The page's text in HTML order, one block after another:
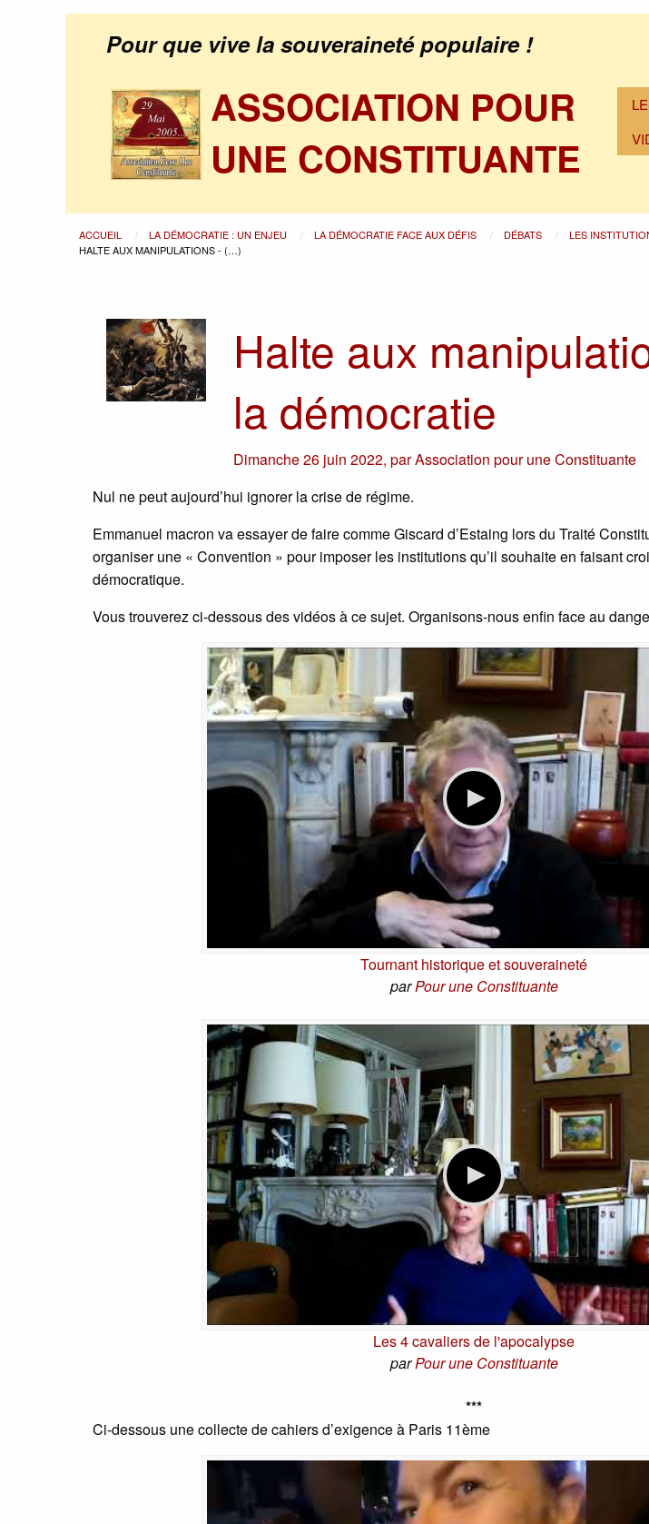
Pour que vive la souveraineté populaire !
ASSOCIATION POUR
UNE CONSTITUANTE
ACCUEIL LA DÉMOCRATIE : UN ENJEU LA DÉMOCRATIE FACE AUX DÉFIS DÉBATS
LES
HALTE AUX MANIPULATIONS - (…)
Halte aux
la démocratie
Dimanche 26 juin 2022,parAssociation pour une Constituante
Nul ne peut aujourd’hui ignorer la crise de régime.
Emmanuel macron va essayer de faire comme Giscard d’Estaing lors du Traité
organiser une « Convention » pour imposer les institutions qu’il souhaite en faisant
démocratique.
Vous trouverez ci-dessous des vidéos à ce sujet. Organisons-nous enfin face au
Tournant historique et souveraineté
parPour une Constituante
Les 4 cavaliers de l'apocalypse
parPour une Constituante
***
Ci-dessous une collecte de cahiers d’exigence à Paris 11ème